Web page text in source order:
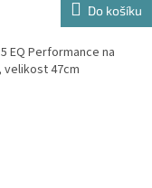
Do košíku
EQ Performance na
velikost 47cm